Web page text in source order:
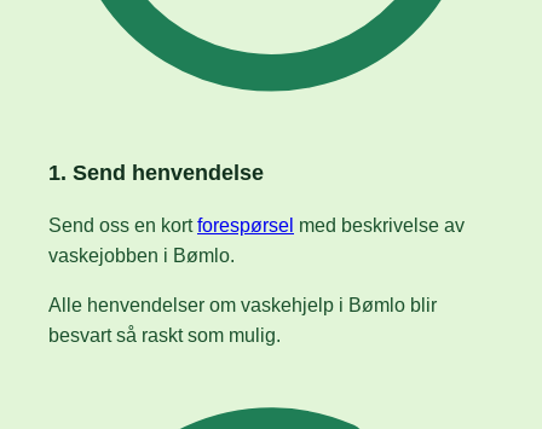
1. Send henvendelse
Send oss en kortforespørsel med beskrivelse av
vaskejobben i Bømlo.
Alle henvendelser om vaskehjelp i Bømlo blir
besvart så raskt som mulig.